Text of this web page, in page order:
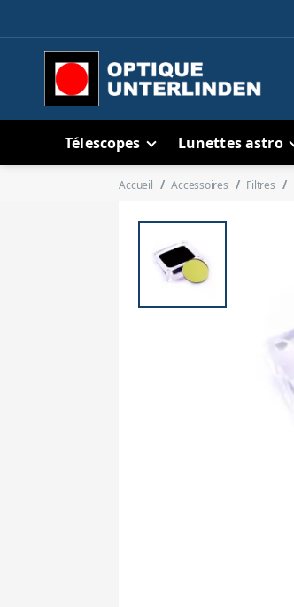
Télescopes Lunettes astro
Accueil Accessoires Filtres